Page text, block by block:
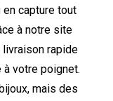
capture tout
à notre site
livraison rapide
à votre poignet.
mais des